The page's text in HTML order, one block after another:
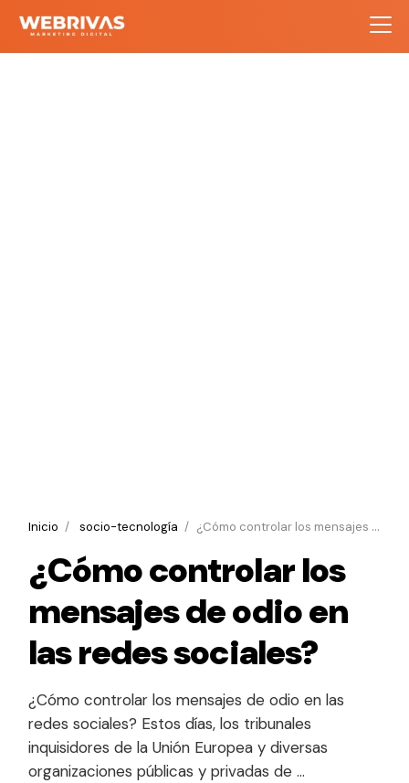
Inicio socio-tecnología ¿Cómo controlar los mensajes de odio en las redes sociales?
¿Cómo controlar los
mensajes de odio en
las redes sociales?
¿Cómo controlar los mensajes de odio en las
redes sociales? Estos días, los tribunales
inquisidores de la Unión Europea y diversas
organizaciones públicas y privadas de …